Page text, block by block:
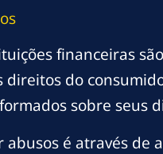
financeiras
do
sobre seus
é através